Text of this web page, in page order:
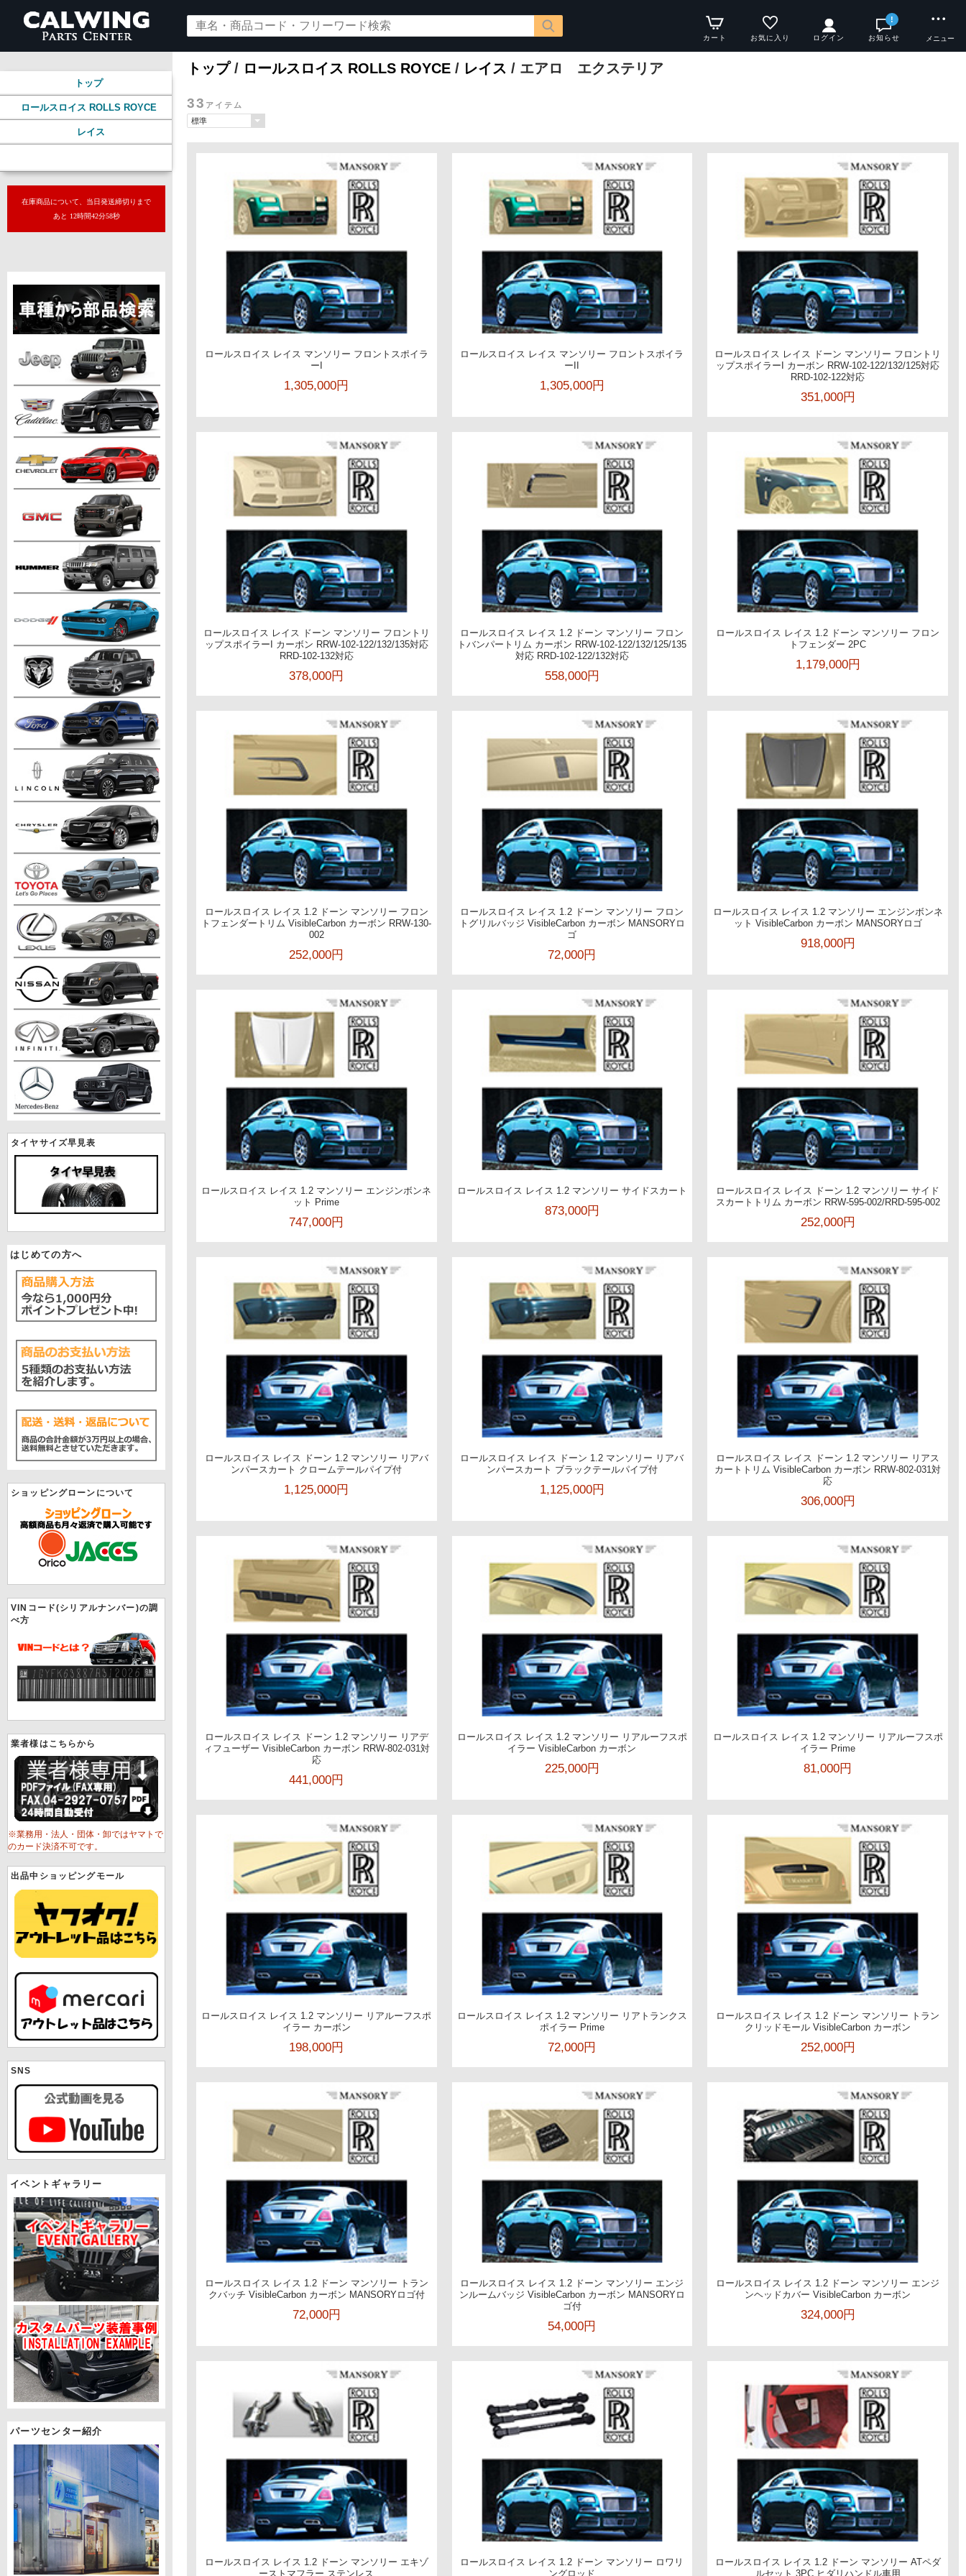
カート お気に入り ログイン
!
お知らせ メニュー
トップ
ロールスロイス ROLLS ROYCE
レイス
在庫商品について、当日発送締切りまで
あと 12時間42分57秒
タイヤサイズ早見表
はじめての方へ
ショッピングローンについて
VINコード(シリアルナンバー)の調
べ方
業者様はこちらから
※業務用・法人・団体・卸ではヤマトで
のカード決済不可です。
出品中ショッピングモール
SNS
イベントギャラリー
パーツセンター紹介
トップ/ ロールスロイス ROLLS ROYCE / レイス / エアロ エクステリア
33 アイテム
ロールスロイス レイス マンソリー フロントスポイラ
ーI
1,305,000円
ロールスロイス レイス マンソリー フロントスポイラ
ーII
1,305,000円
ロールスロイス レイス ドーン マンソリー フロントリ
ップスポイラーI カーボン RRW-102-122/132/125対応
RRD-102-122対応
351,000円
ロールスロイス レイス ドーン マンソリー フロントリ
ップスポイラーI カーボン RRW-102-122/132/135対応
RRD-102-132対応
378,000円
ロールスロイス レイス 1.2 ドーン マンソリー フロン
トバンパートリム カーボン RRW-102-122/132/125/135
対応 RRD-102-122/132対応
558,000円
ロールスロイス レイス 1.2 ドーン マンソリー フロン
トフェンダー 2PC
1,179,000円
ロールスロイス レイス 1.2 ドーン マンソリー フロン
トフェンダートリム VisibleCarbon カーボン RRW-130-
002
252,000円
ロールスロイス レイス 1.2 ドーン マンソリー フロン
トグリルバッジ VisibleCarbon カーボン MANSORYロ
ゴ
72,000円
ロールスロイス レイス 1.2 マンソリー エンジンボンネ
ット VisibleCarbon カーボン MANSORYロゴ
918,000円
ロールスロイス レイス 1.2 マンソリー エンジンボンネ
ット Prime
747,000円
ロールスロイス レイス 1.2 マンソリー サイドスカート
873,000円
ロールスロイス レイス ドーン 1.2 マンソリー サイド
スカートトリム カーボン RRW-595-002/RRD-595-002
252,000円
ロールスロイス レイス ドーン 1.2 マンソリー リアバ
ンパースカート クロームテールパイプ付
1,125,000円
ロールスロイス レイス ドーン 1.2 マンソリー リアバ
ンパースカート ブラックテールパイプ付
1,125,000円
ロールスロイス レイス ドーン 1.2 マンソリー リアス
カートトリム VisibleCarbon カーボン RRW-802-031対
応
306,000円
ロールスロイス レイス ドーン 1.2 マンソリー リアデ
ィフューザー VisibleCarbon カーボン RRW-802-031対
応
441,000円
ロールスロイス レイス 1.2 マンソリー リアルーフスポ
イラー VisibleCarbon カーボン
225,000円
ロールスロイス レイス 1.2 マンソリー リアルーフスポ
イラー Prime
81,000円
ロールスロイス レイス 1.2 マンソリー リアルーフスポ
イラー カーボン
198,000円
ロールスロイス レイス 1.2 マンソリー リアトランクス
ポイラー Prime
72,000円
ロールスロイス レイス 1.2 ドーン マンソリー トラン
クリッドモール VisibleCarbon カーボン
252,000円
ロールスロイス レイス 1.2 ドーン マンソリー トラン
クバッチ VisibleCarbon カーボン MANSORYロゴ付
72,000円
ロールスロイス レイス 1.2 ドーン マンソリー エンジ
ンルームバッジ VisibleCarbon カーボン MANSORYロ
ゴ付
54,000円
ロールスロイス レイス 1.2 ドーン マンソリー エンジ
ンヘッドカバー VisibleCarbon カーボン
324,000円
ロールスロイス レイス 1.2 ドーン マンソリー エキゾ
ーストマフラー ステンレス
ロールスロイス レイス 1.2 ドーン マンソリー ロワリ
ングロッド
ロールスロイス レイス 1.2 ドーン マンソリー ATペダ
ルセット 3PC ヒダリハンドル車用